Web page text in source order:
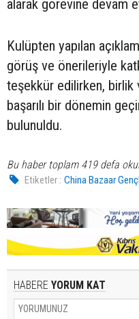
alarak görevine devam
Kulüpten yapılan
görüş ve önerileriyle
teşekkür edilirken, birlik
başarılı bir dönemin
bulunuldu.
Bu haber toplam 419 defa
Etiketler : China Bazaar
HABERE YORUM KAT